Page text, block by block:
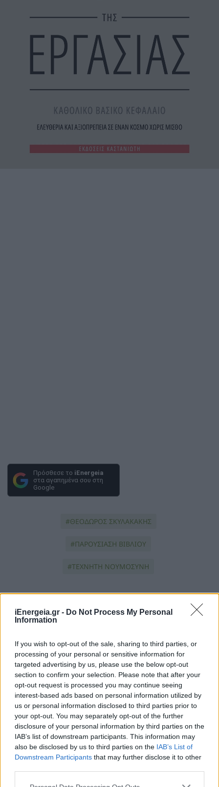
iEnergeia.gr - Do Not Process My Personal
Information
If you wish to opt-out of the sale, sharing to third parties, or
processing of your personal or sensitive information for
targeted advertising by us, please use the below opt-out
section to confirm your selection. Please note that after your
opt-out request is processed you may continue seeing
interest-based ads based on personal information utilized by
us or personal information disclosed to third parties prior to
your opt-out. You may separately opt-out of the further
disclosure of your personal information by third parties on the
IAB’s list of downstream participants. This information may
also be disclosed by us to third parties on the IAB’s List of
Downstream Participants that may further disclose it to other
Πρόσθεσε το iEnergeia
στα αγαπημένα σου στη
Google
ΘΕΟΔΩΡΟΣ ΣΚΥΛΑΚΑΚΗΣ
ΠΑΡΟΥΣΙΑΣΗ ΒΙΒΛΙΟΥ
ΤΕΧΝΗΤΗ ΝΟΥΜΟΣΥΝΗ
ΠΕΡΙΣΣΟΤΕΡΑ ΣΤΗΝ ΙΔΙΑ
ΚΑΤΗΓΟΡΙΑ
Η Volton χορηγός του Kids Fun
Festival 2026 για δεύτερη συνεχόμενη
χρονιά
02 Ιουνίου 2026
Η ρύθμιση του πλυντηρίου πιάτων
που μειώνει τον λογαριασμό